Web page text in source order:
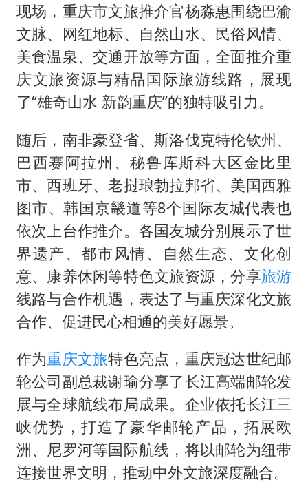
现场，重庆市文旅推介官杨淼惠围绕巴渝
文脉、网红地标、自然山水、民俗风情、
美食温泉、交通开放等方面，全面推介重
庆文旅资源与精品国际旅游线路，展现
了“雄奇山水 新韵重庆”的独特吸引力。
随后，南非豪登省、斯洛伐克特伦钦州、
巴西赛阿拉州、秘鲁库斯科大区金比里
市、西班牙、老挝琅勃拉邦省、美国西雅
图市、韩国京畿道等8个国际友城代表也
依次上台作推介。各国友城分别展示了世
界遗产、都市风情、自然生态、文化创
意、康养休闲等特色文旅资源，分享旅游
线路与合作机遇，表达了与重庆深化文旅
合作、促进民心相通的美好愿景。
作为重庆文旅特色亮点，重庆冠达世纪邮
轮公司副总裁谢瑜分享了长江高端邮轮发
展与全球航线布局成果。企业依托长江三
峡优势，打造了豪华邮轮产品，拓展欧
洲、尼罗河等国际航线，将以邮轮为纽带
连接世界文明，推动中外文旅深度融合。